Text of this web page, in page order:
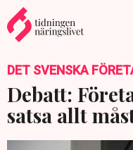
DET SVENSKA
Debatt:
satsa allt